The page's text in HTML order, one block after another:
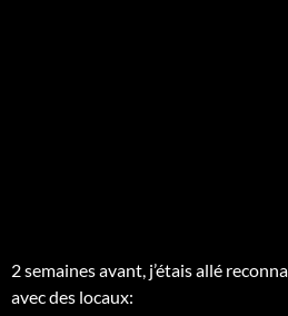
2 semaines avant, j’étais allé
avec des locaux: